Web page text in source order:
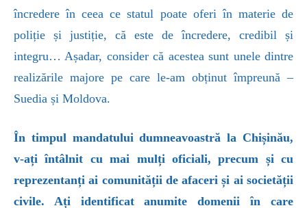
încredere în ceea ce statul poate oferi în materie de
poliție și justiție, că este de încredere, credibil și
integru… Așadar, consider că acestea sunt unele dintre
realizările majore pe care le-am obținut împreună –
Suedia și Moldova.
În timpul mandatului dumneavoastră la Chișinău,
v-ați întâlnit cu mai mulți oficiali, precum și cu
reprezentanți ai comunității de afaceri și ai societății
civile. Ați identificat anumite domenii în care